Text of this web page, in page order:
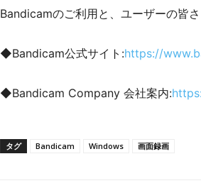
Bandicamのご利用と、ユーザーの皆
◆Bandicam公式サイト:https://
◆Bandicam Company 会社案内:
タグ Bandicam Windows 画面録画